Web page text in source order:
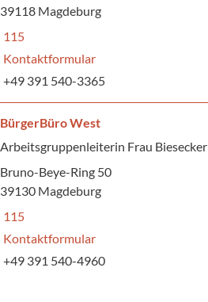
39118 Magdeburg
115
Kontaktformular
+49 391 540-3365
BürgerBüro West
Arbeitsgruppenleiterin Frau Biesecker
Bruno-Beye-Ring 50
39130 Magdeburg
115
Kontaktformular
+49 391 540-4960